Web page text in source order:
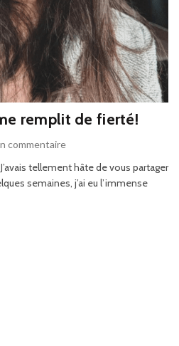
remplit de fierté!
commentaire
tellement hâte de vous partager
semaines, j’ai eu l’immense